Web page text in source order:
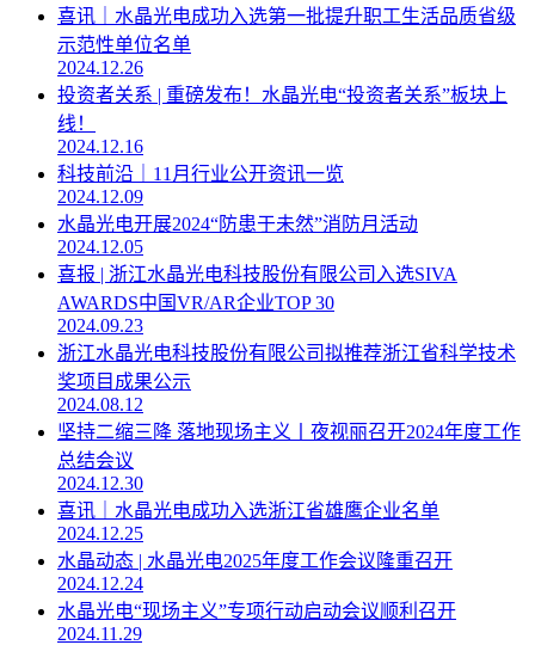
喜讯｜水晶光电成功入选第一批提升职工生活品质省级
示范性单位名单
2024.12.26
投资者关系 | 重磅发布！水晶光电“投资者关系”板块上
线！
2024.12.16
科技前沿｜11月行业公开资讯一览
2024.12.09
水晶光电开展2024“防患于未然”消防月活动
2024.12.05
喜报 | 浙江水晶光电科技股份有限公司入选SIVA
AWARDS中国VR/AR企业TOP 30
2024.09.23
浙江水晶光电科技股份有限公司拟推荐浙江省科学技术
奖项目成果公示
2024.08.12
坚持二缩三降 落地现场主义丨夜视丽召开2024年度工作
总结会议
2024.12.30
喜讯｜水晶光电成功入选浙江省雄鹰企业名单
2024.12.25
水晶动态 | 水晶光电2025年度工作会议隆重召开
2024.12.24
水晶光电“现场主义”专项行动启动会议顺利召开
2024.11.29